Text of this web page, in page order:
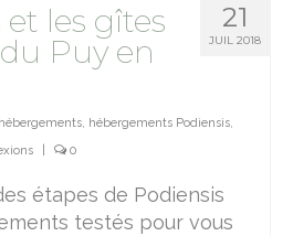
21
JUIL 2018
et les gîtes
Puy en
, hébergements Podiensis,
0
étapes de Podiensis
testés pour vous